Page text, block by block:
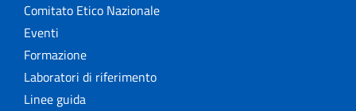
Comitato Etico Nazionale
Eventi
Formazione
Laboratori di riferimento
Linee guida